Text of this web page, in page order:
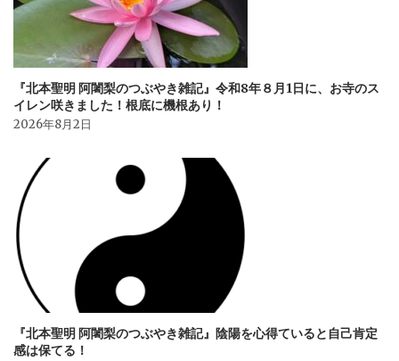
『北本聖明 阿闍梨のつぶやき雑記』令和8年８月1日に、お寺のス
イレン咲きました！根底に機根あり！
2026年8月2日
『北本聖明 阿闍梨のつぶやき雑記』陰陽を心得ていると自己肯定
感は保てる！